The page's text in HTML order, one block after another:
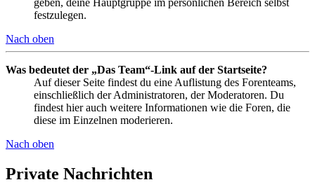
geben, deine Hauptgruppe im persönlichen Bereich selbst
festzulegen.
Nach oben
Was bedeutet der „Das Team“-Link auf der Startseite?
Auf dieser Seite findest du eine Auflistung des Forenteams,
einschließlich der Administratoren, der Moderatoren. Du
findest hier auch weitere Informationen wie die Foren, die
diese im Einzelnen moderieren.
Nach oben
Private Nachrichten